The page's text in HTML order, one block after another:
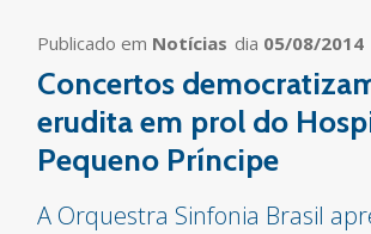
Publicado em Notícias dia 05/08/2014
Concertos
erudita em prol do
Pequeno Príncipe
A Orquestra Sinfonia Brasil